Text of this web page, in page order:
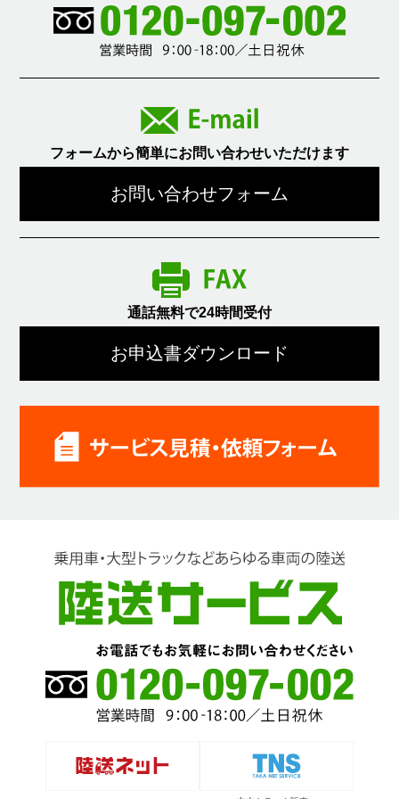
フォームから簡単にお問い合わせいただけます
お問い合わせフォーム
通話無料で24時間受付
お申込書ダウンロード